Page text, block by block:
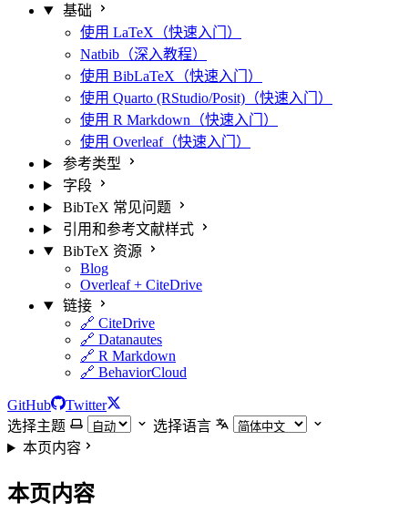
基础
使用 LaTeX（快速入门）
Natbib（深入教程）
使用 BibLaTeX（快速入门）
使用 Quarto (RStudio/Posit)（快速入门）
使用 R Markdown（快速入门）
使用 Overleaf（快速入门）
参考类型
字段
BibTeX 常见问题
引用和参考文献样式
BibTeX 资源
Blog
Overleaf + CiteDrive
链接
🔗 CiteDrive
🔗 Datanautes
🔗 R Markdown
🔗 BehaviorCloud
GitHub
Twitter
选择主题
选择语言
本页内容
本页内容